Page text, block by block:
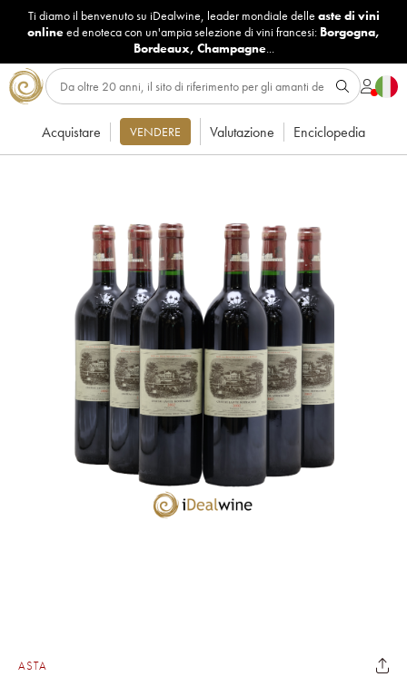
Ti diamo il benvenuto su iDealwine, leader mondiale delle aste di vini
onlineed enoteca con un'ampia selezione di vini francesi: Borgogna,
Bordeaux, Champagne...
Acquistare VENDERE Valutazione Enciclopedia
ASTA